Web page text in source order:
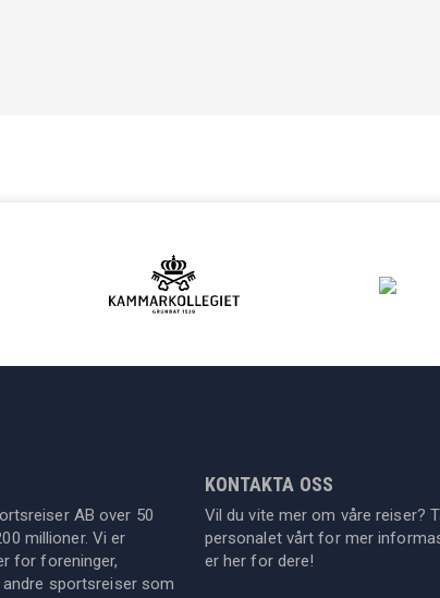
AB over 50
millioner. Vi er
for foreninger,
sportsreiser som
KONTAKTA OSS
Vil du vite mer om våre reiser?
personalet vårt for mer
er her for dere!